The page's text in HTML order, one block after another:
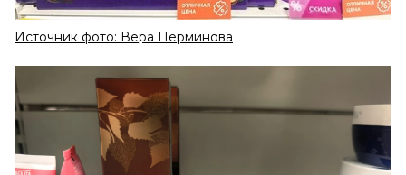
Источник фото: Вера Перминова